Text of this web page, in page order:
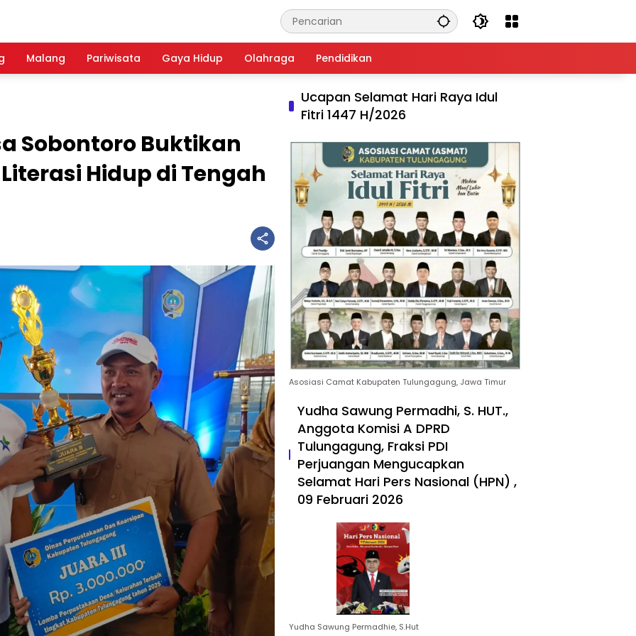
Malang Pariwisata Gaya Hidup Olahraga Pendidikan
Sobontoro Buktikan
Hidup di Tengah
Ucapan Selamat Hari Raya Idul
Fitri 1447 H/2026
Asosiasi Camat Kabupaten Tulungagung, Jawa Timur
Yudha Sawung Permadhi, S. HUT.,
Anggota Komisi A DPRD
Tulungagung, Fraksi PDI
Perjuangan Mengucapkan
Selamat Hari Pers Nasional (HPN) ,
09 Februari 2026
Yudha Sawung Permadhie, S.Hut